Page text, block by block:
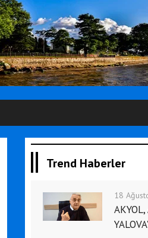
Trend Haberler
18